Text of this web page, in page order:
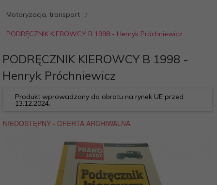
Motoryzacja, transport
PODRĘCZNIK KIEROWCY B 1998 - Henryk Próchniewicz
PODRĘCZNIK KIEROWCY B 1998 -
Henryk Próchniewicz
Produkt wprowadzony do obrotu na rynek UE przed
13.12.2024.